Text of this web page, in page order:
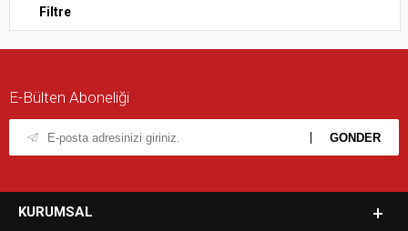
Filtre
E-Bülten Aboneliği
KURUMSAL